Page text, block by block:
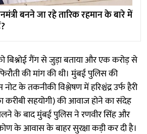
बनने जा रहे तारिक रहमान के बारे में
गैंग से जुड़ा बताया और एककरोड़ से
की मांग की थी। मुंबई पुलिस की
के तकनीकी विश्लेषण में हरिश्चंद्र उर्फ हैरी
करीबी सहयोगी) की आवाज होने का संदेह
के बाद मुंबई पुलिस ने रणवीर सिंह और
के आवास के बाहर सुरक्षा कड़ी कर दी है।